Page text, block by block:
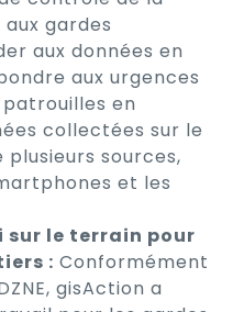
gardes
aux données en
aux urgences
en
collectées sur le
sources,
et les
sur le terrain pour
: Conformément
gisAction a